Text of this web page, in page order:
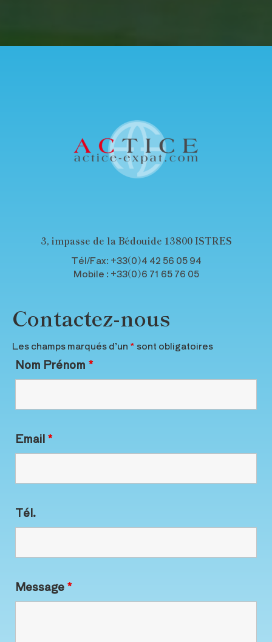
3, impasse de la Bédouide 13800 ISTRES
Tél/Fax: +33(0)4 42 56 05 94
Mobile : +33(0)6 71 65 76 05
Contactez-nous
Les champs marqués d’un * sont obligatoires
Nom Prénom *
Email*
Tél.
Message*